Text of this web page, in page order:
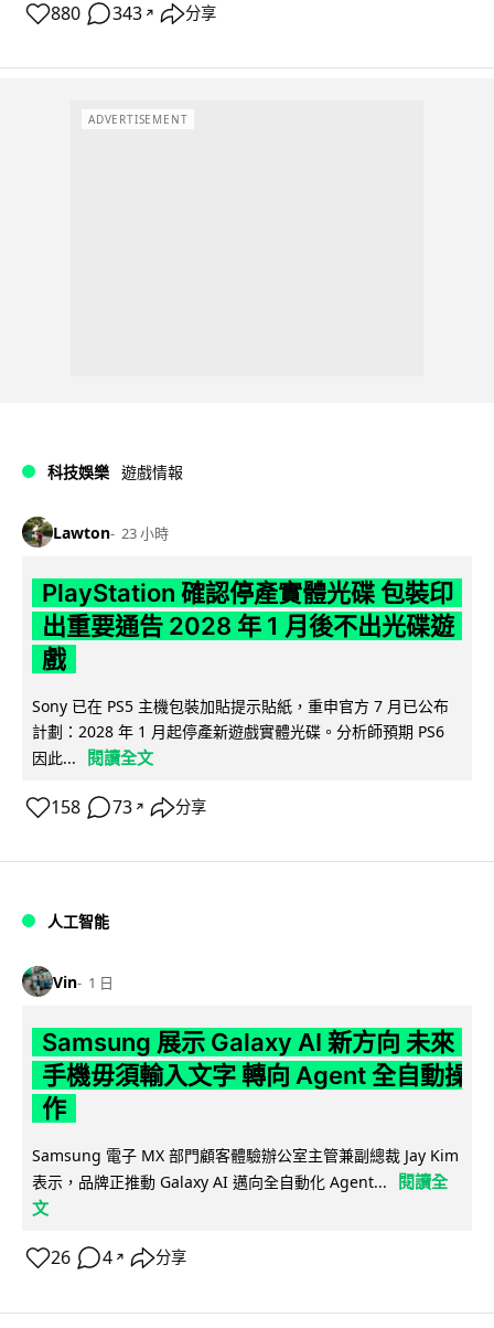
880 343 ↗ 分享
ADVERTISEMENT
科技娛樂 遊戲情報
Lawton 23 小時
PlayStation 確認停產實體光碟 包裝印
出重要通告 2028 年 1 月後不出光碟遊
戲
Sony 已在 PS5 主機包裝加貼提示貼紙，重申官方 7 月已公布
計劃：2028 年 1 月起停產新遊戲實體光碟。分析師預期 PS6
因此...
閱讀全文
158 73 ↗ 分享
人工智能
Vin 1 日
Samsung 展示 Galaxy AI 新方向 未來
手機毋須輸入文字 轉向 Agent 全自動操
作
Samsung 電子 MX 部門顧客體驗辦公室主管兼副總裁 Jay Kim
表示，品牌正推動 Galaxy AI 邁向全自動化 Agent...
閱讀全
文
26 4 ↗ 分享